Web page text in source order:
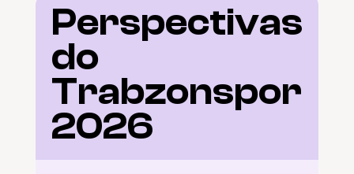
Perspectivas
do
Trabzonspor
2026